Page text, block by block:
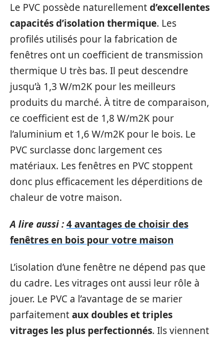
Le PVC possède naturellementd’excellentes
capacités d’isolation thermique. Les
profilés utilisés pour la fabrication de
fenêtres ont un coefficient de transmission
thermique U très bas. Il peut descendre
jusqu’à 1,3 W/m2K pour les meilleurs
produits du marché. À titre de comparaison,
ce coefficient est de 1,8 W/m2K pour
l’aluminium et 1,6 W/m2K pour le bois. Le
PVC surclasse donc largement ces
matériaux. Les fenêtres en PVC stoppent
donc plus efficacement les déperditions de
chaleur de votre maison.
A lire aussi :4 avantages de choisir des
fenêtres en bois pour votre maison
L’isolation d’une fenêtre ne dépend pas que
du cadre. Les vitrages ont aussi leur rôle à
jouer. Le PVC a l’avantage de se marier
parfaitementaux doubles et triples
vitrages les plus perfectionnés. Ils viennent